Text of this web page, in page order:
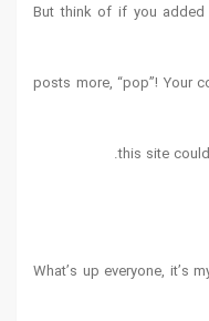
But think of if you
posts more, “pop”! Your
this site
What’s up everyone, it’s